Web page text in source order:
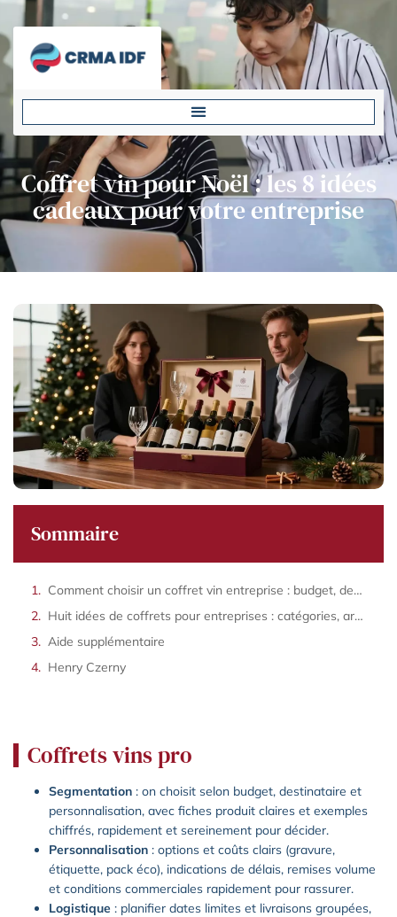
Coffret vin pour Noël : les 8 idées
cadeaux pour votre entreprise
Sommaire
Comment choisir un coffret vin entreprise : budget, destinataire, personnalisation et délai
Huit idées de coffrets pour entreprises : catégories, arguments et exemples
Aide supplémentaire
Henry Czerny
Coffrets vins pro
Segmentation : on choisit selon budget, destinataire et
personnalisation, avec fiches produit claires et exemples
chiffrés, rapidement et sereinement pour décider.
Personnalisation : options et coûts clairs (gravure,
étiquette, pack éco), indications de délais, remises volume
et conditions commerciales rapidement pour rassurer.
Logistique : planifier dates limites et livraisons groupées,